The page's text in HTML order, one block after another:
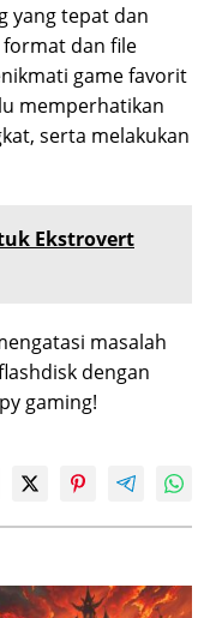
yang tepat dan
format dan file
game favorit
memperhatikan
serta melakukan
Ekstrovert
masalah
dengan
gaming!